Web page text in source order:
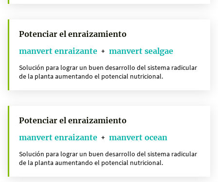
Potenciar el enraizamiento
manvert enraizante + manvert sealgae
Solución para lograr un buen desarrollo del sistema radicular
de la planta aumentando el potencial nutricional.
Potenciar el enraizamiento
manvert enraizante + manvert ocean
Solución para lograr un buen desarrollo del sistema radicular
de la planta aumentando el potencial nutricional.